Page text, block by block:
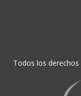
Todos los derechos